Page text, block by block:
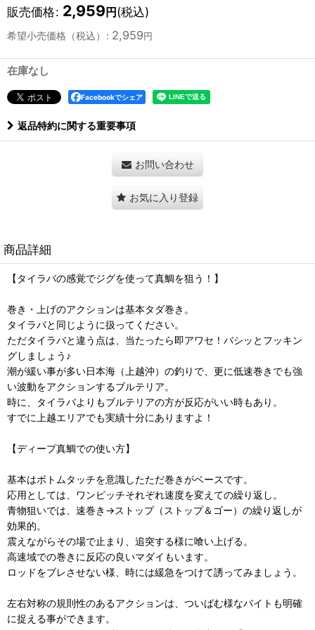
販売価格: 2,959円(税込)
希望小売価格（税込） : 2,959円
在庫なし
Facebookでシェア
返品特約に関する重要事項
お問い合わせ
お気に入り登録
商品詳細
【タイラバの感覚でジグを使って真鯛を狙う！】
巻き・上げのアクションは基本タダ巻き。
タイラバと同じように扱ってください。
ただタイラバと違う点は、当たったら即アワセ！バシッとフッキン
グしましょう♪
潮が緩い事が多い日本海（上越沖）の釣りで、更に低速巻きでも強
い波動をアクションするブルテリア。
時に、タイラバよりもブルテリアの方が反応がいい時もあり。
すでに上越エリアでも実績十分にありますよ！
【ディープ真鯛での使い方】
基本はボトムタッチを意識したただ巻きがベースです。
応用としては、ワンピッチそれぞれ速度を変えての繰り返し。
青物狙いでは、速巻き→ストップ（ストップ＆ゴー）の繰り返しが
効果的。
震えながらその場で止まり、追突する様に喰い上げる。
高速域での巻きに反応の良いマダイもいます。
ロッドをブレさせない様、時には緩急をつけて誘ってみましょう。
左右対称の規則性のあるアクションは、ついばむ様なバイトも明確
に捉える事ができます。